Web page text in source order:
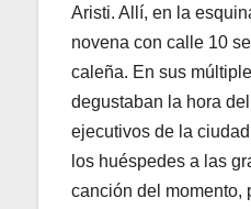
Aristi. Allí, en la
novena con calle 10
caleña. En sus
degustaban la hora
ejecutivos de la
los huéspedes a las
canción del momento,